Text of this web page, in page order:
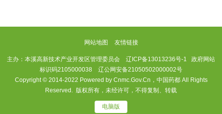
网站地图 友情链接
主办：本溪高新技术产业开发区管理委员会 辽ICP备13013236号-1
政府网站
标识码2105000038 辽公网安备21050502000002号
Copyright © 2014-2022 Powered by Cnmc.Gov.Cn，中国药都 All Rights
Reserved. 版权所有，未经许可，不得复制、转载
电脑版